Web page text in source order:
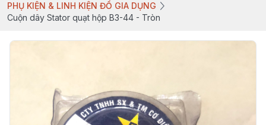
PHỤ KIỆN & LINH KIỆN ĐỒ GIA DỤNG
Cuộn dây Stator quạt hộp B3-44 - Tròn